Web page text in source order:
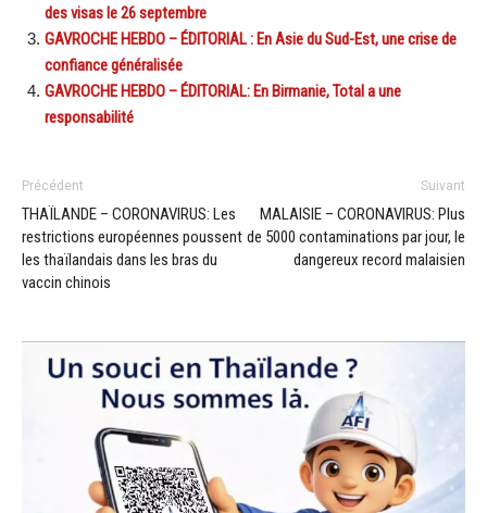
des visas le 26 septembre
GAVROCHE HEBDO – ÉDITORIAL : En Asie du Sud-Est, une crise de
confiance généralisée
GAVROCHE HEBDO – ÉDITORIAL: En Birmanie, Total a une
responsabilité
Précédent
THAÏLANDE – CORONAVIRUS: Les
restrictions européennes poussent
les thaïlandais dans les bras du
vaccin chinois
Suivant
MALAISIE – CORONAVIRUS: Plus
de 5000 contaminations par jour, le
dangereux record malaisien